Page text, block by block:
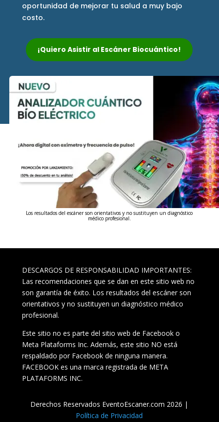
oportunidad de mejorar tu salud a muy bajo
costo.
¡Quiero Asistir al Escáner Biocuántico!
Los resultados del escáner son orientativos y no sustituyen un diagnóstico
médico profesional.
DESCARGOS DE RESPONSABILIDAD IMPORTANTES:
Las recomendaciones que se dan en este sitio web no
son garantía de éxito. Los resultados del escáner son
orientativos y no sustituyen un diagnóstico médico
profesional.
Este sitio no es parte del sitio web de Facebook o
Meta Plataforms Inc. Además, este sitio NO está
respaldado por Facebook de ninguna manera.
FACEBOOK es una marca registrada de META
PLATAFORMS INC.
Derechos Reservados EventoEscaner.com 2026 |
Política de Privacidad